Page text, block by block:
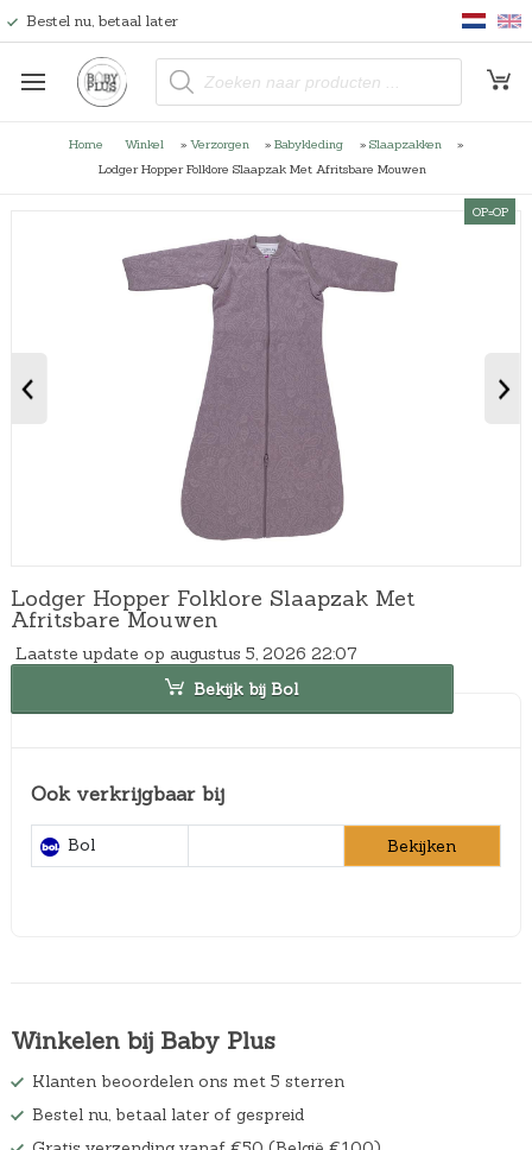
Bestel nu, betaal later
P
o
c
t
e
e
k
n
Home Winkel » Verzorgen » Babykleding » Slaapzakken
»
Lodger Hopper Folklore Slaapzak Met Afritsbare Mouwen
OP=OP
Lodger Hopper Folklore Slaapzak Met
Afritsbare Mouwen
Laatste update op augustus 5, 2026 22:07
Bekijk bij Bol
Ook verkrijgbaar bij
Bol Bekijken
Winkelen bij Baby Plus
Klanten beoordelen ons met 5 sterren
Bestel nu, betaal later of gespreid